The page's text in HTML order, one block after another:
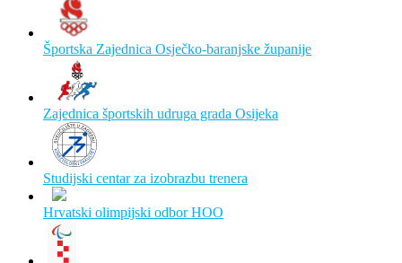
Športska Zajednica Osječko-baranjske županije
Zajednica športskih udruga grada Osijeka
Studijski centar za izobrazbu trenera
Hrvatski olimpijski odbor HOO